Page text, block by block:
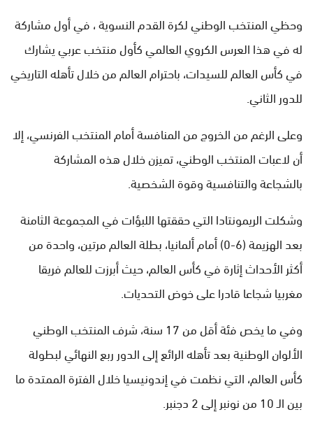
وحظي المنتخب الوطني لكرة القدم النسوية ، في أول مشاركة
له في هذا العرس الكروي العالمي كأول منتخب عربي يشارك
في كأس العالم للسيدات، باحترام العالم من خلال تأهله التاريخي
للدور الثاني.
وعلى الرغم من الخروج من المنافسة أمام المنتخب الفرنسي، إلا
أن لاعبات المنتخب الوطني، تميزن خلال هذه المشاركة
بالشجاعة والتنافسية وقوة الشخصية.
وشكلت الريمونتادا التي حققتها اللبؤات في المجموعة الثامنة
بعد الهزيمة (6-0) أمام ألمانيا، بطلة العالم مرتين، واحدة من
أكثر الأحداث إثارة في كأس العالم، حيث أبرزت للعالم فريقا
مغربيا شجاعا قادرا على خوض التحديات.
وفي ما يخص فئة أقل من 17 سنة، شرف المنتخب الوطني
الألوان الوطنية بعد تأهله الرائع إلى الدور ربع النهائي لبطولة
كأس العالم، التي نظمت في إندونيسيا خلال الفترة الممتدة ما
بين الـ 10 من نونبر إلى 2 دجنبر.